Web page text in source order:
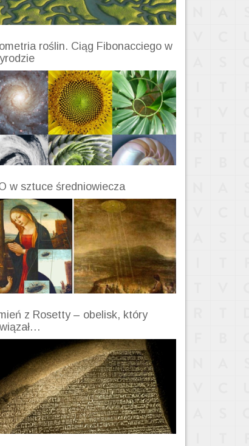
roślin. Ciąg Fibonacciego w
w sztuce średniowiecza
z Rosetty – obelisk, który